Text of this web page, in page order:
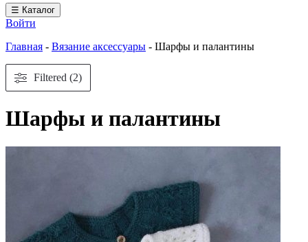
☰ Каталог
Войти
Главная - Вязание аксессуары - Шарфы и палантины
Filtered (2)
Шарфы и палантины